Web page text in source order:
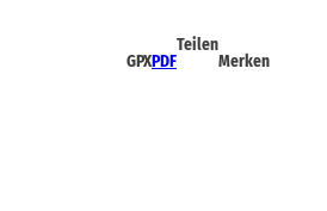
GPXPDF
Teilen
Merken